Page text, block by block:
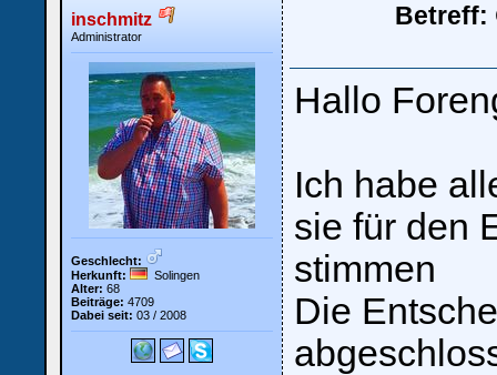
inschmitz
Administrator
Geschlecht:
Herkunft:
Solingen
Alter: 68
Beiträge: 4709
Dabei seit: 03 / 2008
Betreff:
Hallo
Ich habe
sie für den
stimmen
Die